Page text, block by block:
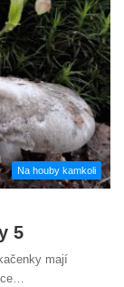
Na houby kamkoli
5
mají